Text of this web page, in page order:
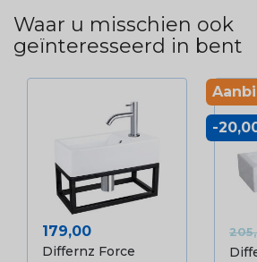
Waar u misschien ook
geïnteresseerd in bent
Prijs
179,00
Differnz Force
-